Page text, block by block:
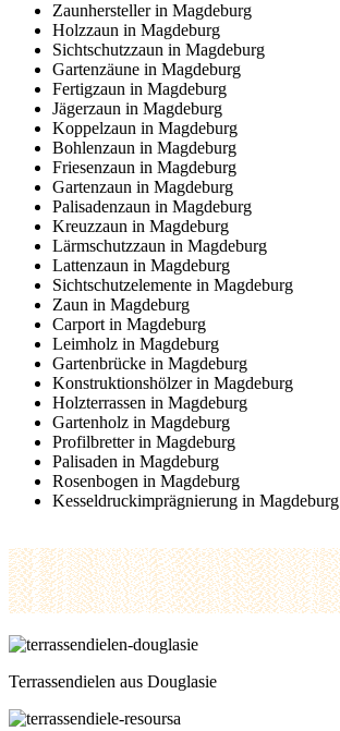
Zaunhersteller in Magdeburg
Holzzaun in Magdeburg
Sichtschutzzaun in Magdeburg
Gartenzäune in Magdeburg
Fertigzaun in Magdeburg
Jägerzaun in Magdeburg
Koppelzaun in Magdeburg
Bohlenzaun in Magdeburg
Friesenzaun in Magdeburg
Gartenzaun in Magdeburg
Palisadenzaun in Magdeburg
Kreuzzaun in Magdeburg
Lärmschutzzaun in Magdeburg
Lattenzaun in Magdeburg
Sichtschutzelemente in Magdeburg
Zaun in Magdeburg
Carport in Magdeburg
Leimholz in Magdeburg
Gartenbrücke in Magdeburg
Konstruktionshölzer in Magdeburg
Holzterrassen in Magdeburg
Gartenholz in Magdeburg
Profilbretter in Magdeburg
Palisaden in Magdeburg
Rosenbogen in Magdeburg
Kesseldruckimprägnierung in Magdeburg
Terrassendielen aus Douglasie